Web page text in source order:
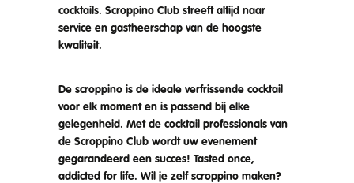
cocktails. Scroppino Club streeft altijd naar
service en gastheerschap van de hoogste
kwaliteit.
De scroppino is de ideale verfrissende cocktail
voor elk moment en is passend bij elke
gelegenheid. Met de cocktail professionals van
de Scroppino Club wordt uw evenement
gegarandeerd een succes! Tasted once,
addicted for life. Wil je zelf scroppino maken?